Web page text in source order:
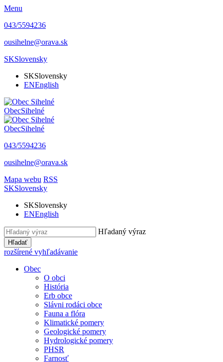
Menu
043/5594236
ousihelne@orava.sk
SKSlovensky
SKSlovensky
ENEnglish
ObecSihelné
ObecSihelné
043/5594236
ousihelne@orava.sk
Mapa webu RSS
SKSlovensky
SKSlovensky
ENEnglish
Hľadaný výraz
Hľadať
rozšírené vyhľadávanie
Obec
O obci
História
Erb obce
Slávni rodáci obce
Fauna a flóra
Klimatické pomery
Geologické pomery
Hydrologické pomery
PHSR
Farnosť